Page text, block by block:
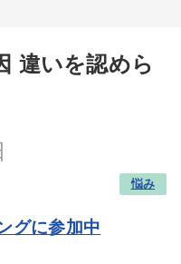
違いを認めら
悩み
グに参加中